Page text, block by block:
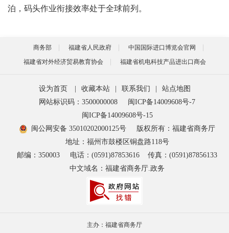
泊，码头作业衔接效率处于全球前列。
商务部 福建省人民政府
中国国际进口博览会官网
福建省对外经济贸易教育协会
福建省机电科技产品进出口商会
设为首页 | 收藏本站 | 联系我们 |
站点地图
网站标识码：3500000008
闽ICP备14009608号-7
闽ICP备14009608号-15
闽公网安备 35010202000125号
版权所有：福建省商务厅
地址：福州市鼓楼区铜盘路118号
邮编：350003
电话：(0591)87853616
传真：(0591)87856133
中文域名：福建省商务厅.政务
主办：福建省商务厅